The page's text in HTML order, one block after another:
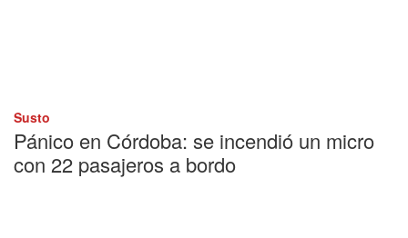
Susto
Pánico en Córdoba: se incendió un micro
con 22 pasajeros a bordo